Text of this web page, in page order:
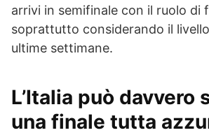
arrivi in semifinale con il ruolo di
soprattutto considerando il
ultime settimane.
L’Italia può davvero
una finale tutta